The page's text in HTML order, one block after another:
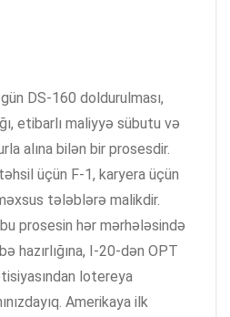
DS-160 doldurulması,
etibarlı maliyyə sübutu və
alına bilən bir prosesdir.
üçün F-1, karyera üçün
tələblərə malikdir.
prosesin hər mərhələsində
hazırlığına, I-20-dən OPT
lotereya
Amerikaya ilk